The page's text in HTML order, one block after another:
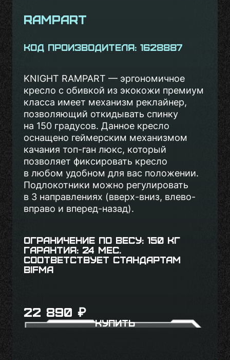
Rampart
Код производителя: 1628887
KNIGHT RAMPART — эргономичное
кресло с обивкой из экокожи премиум
класса имеет механизм реклайнер,
позволяющий откидывать спинку
на 150 градусов. Данное кресло
оснащено геймерским механизмом
качания топ-ган люкс, который
позволяет фиксировать кресло
в любом удобном для вас положении.
Подлокотники можно регулировать
в 3 направлениях (вверх-вниз, влево-
вправо и вперед-назад).
Ограничение по весу: 150 кг
Гарантия: 24 мес.
Соответствует стандартам
BIFMA
22 890 ₽
Купить